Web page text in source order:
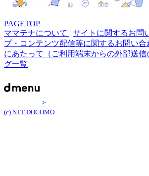
PAGETOP
ママテナについて | サイトに関するお問
プ・コンテンツ配信等に関するお問い合
にあたって（ご利用端末からの外部送信
グ一覧
>
(c) NTT DOCOMO